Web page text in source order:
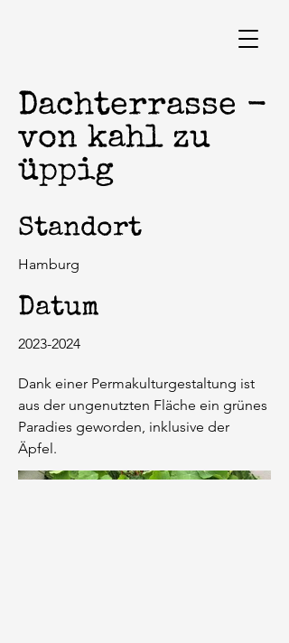
Dachterrasse -
von kahl zu
üppig
Standort
Hamburg
Datum
2023-2024
Dank einer Permakulturgestaltung ist
aus der ungenutzten Fläche ein grünes
Paradies geworden, inklusive der
Äpfel.